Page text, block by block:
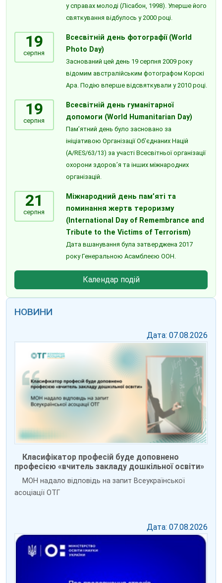
у справах молоді (Лісабон, 1998). Уперше його
святкування відбулось у 2000 році.
19
серпня
Всесвітній день фотографії (World
Photo Day)
Заснований цей день 19 серпня 2009 року
відомим австралійським фотографом Корскі
Ара. Подію вперше відсвяткували у 2010 році.
19
серпня
Всесвітній день гуманітарної
допомоги (World Humanitarian Day)
Пам’ятний день було засновано за
ініціативою Організації Об’єднаних Націй
(A/RES/63/13) за участі Всесвітньої організації
охорони здоров’я та інших міжнародних
організацій.
21
серпня
Міжнародний день пам’яті та
поминання жертв тероризму
(International Day of Remembrance and
Tribute to the Victims of Terrorism)
Дата вшанування була затверджена 2017
року Генеральною Асамблеєю ООН.
Календар подій
НОВИНИ
Дата: 07.08.2026
Класифікатор професій буде доповнено
професією «вчитель закладу дошкільної освіти»
МОН надало відповідь на запит Всеукраїнської
асоціації ОТГ
Дата: 07.08.2026